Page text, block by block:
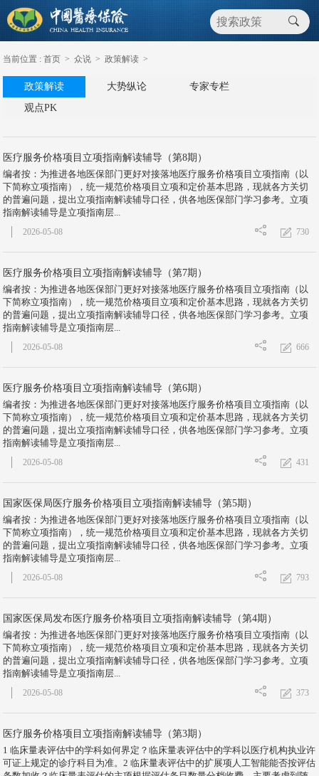
当前位置 : 首页 > 众说 > 政策解读 >
政策解读 大势纵论
专家专栏
观点PK
医疗服务价格项目立项指南解读辅导（第8期）
编者按：为推进各地医保部门更好对接落地医疗服务价格项目立项指南（以
下简称立项指南），统一规范价格项目立项和定价基本思路，现就各方关切
的普遍问题，提出立项指南解读辅导口径，供各地医保部门学习参考。立项
指南解读辅导是立项指南层...
730
2026-05-08
医疗服务价格项目立项指南解读辅导（第7期）
编者按：为推进各地医保部门更好对接落地医疗服务价格项目立项指南（以
下简称立项指南），统一规范价格项目立项和定价基本思路，现就各方关切
的普遍问题，提出立项指南解读辅导口径，供各地医保部门学习参考。立项
指南解读辅导是立项指南层...
666
2026-05-08
医疗服务价格项目立项指南解读辅导（第6期）
编者按：为推进各地医保部门更好对接落地医疗服务价格项目立项指南（以
下简称立项指南），统一规范价格项目立项和定价基本思路，现就各方关切
的普遍问题，提出立项指南解读辅导口径，供各地医保部门学习参考。立项
指南解读辅导是立项指南层...
431
2026-05-08
国家医保局医疗服务价格项目立项指南解读辅导（第5期）
编者按：为推进各地医保部门更好对接落地医疗服务价格项目立项指南（以
下简称立项指南），统一规范价格项目立项和定价基本思路，现就各方关切
的普遍问题，提出立项指南解读辅导口径，供各地医保部门学习参考。立项
指南解读辅导是立项指南层...
793
2026-05-08
国家医保局发布医疗服务价格项目立项指南解读辅导（第4期）
编者按：为推进各地医保部门更好对接落地医疗服务价格项目立项指南（以
下简称立项指南），统一规范价格项目立项和定价基本思路，现就各方关切
的普遍问题，提出立项指南解读辅导口径，供各地医保部门学习参考。立项
指南解读辅导是立项指南层...
373
2026-05-08
医疗服务价格项目立项指南解读辅导（第3期）
1 临床量表评估中的学科如何界定？临床量表评估中的学科以医疗机构执业许
可证上规定的诊疗科目为准。2 临床量表评估中的扩展项人工智能能否按评估